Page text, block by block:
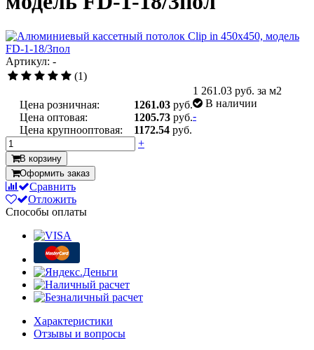
Артикул: -
(1)
Цена розничная: 1261.03 руб.
Цена оптовая:
1205.73 руб.
Цена крупнооптовая:
1172.54 руб.
1 261.03 руб. за м2
В наличии
-
+
В корзину
Оформить заказ
Сравнить
Отложить
Способы оплаты
Характеристики
Отзывы и вопросы